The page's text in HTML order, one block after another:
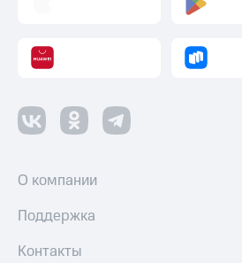
О компании
Поддержка
Контакты